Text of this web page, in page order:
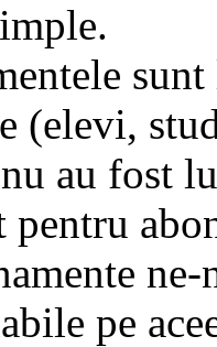
(elevi,
au fost
pe